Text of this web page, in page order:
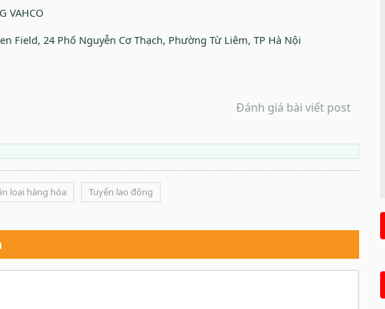
VAHCO
Field, 24 Phố Nguyễn Cơ Thạch, Phường Từ Liêm, TP Hà Nội
Đánh giá bài viết post
loại hàng hóa Tuyển lao động